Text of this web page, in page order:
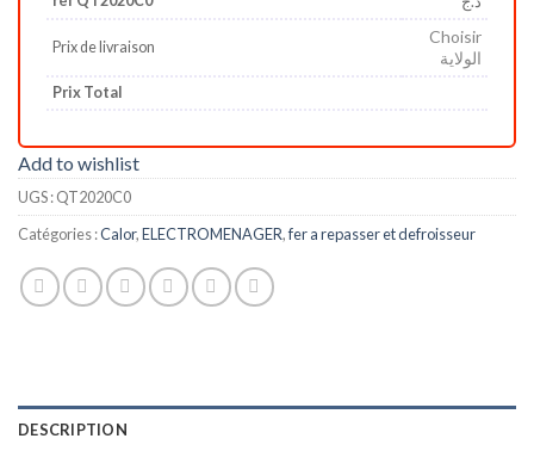
Prix de livraison
Choisir
الولاية
Prix Total
Add to wishlist
UGS :QT2020C0
Catégories :Calor,ELECTROMENAGER,fer a repasser et defroisseur
DESCRIPTION